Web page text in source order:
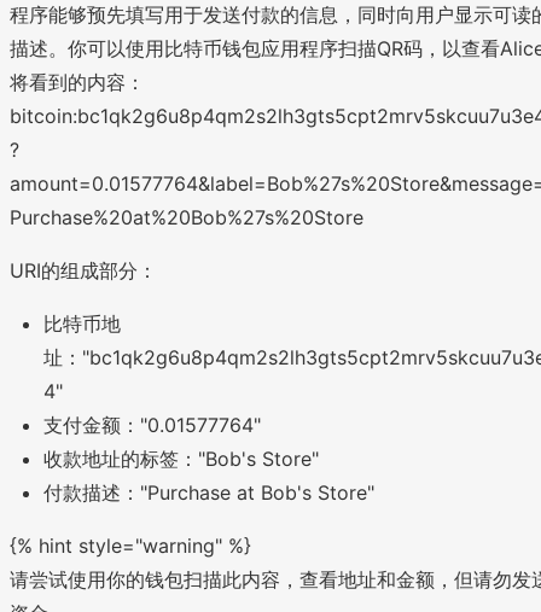
程序能够预先填写用于发送付款的信息，同时向用户显示可读
描述。你可以使用比特币钱包应用程序扫描QR码，以查看
将看到的内容：
?
Purchase%20at%20Bob%27s%20Store
URI的组成部分：
比特币地
址：
4"
支付金额："0.01577764"
收款地址的标签："Bob's Store"
付款描述："Purchase at Bob's Store"
{% hint style="warning" %}
请尝试使用你的钱包扫描此内容，查看地址和金额，但请勿发